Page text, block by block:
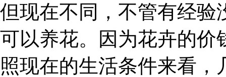
但现在不同，不管有经验
可以养花。因为花卉的价
照现在的生活条件来看